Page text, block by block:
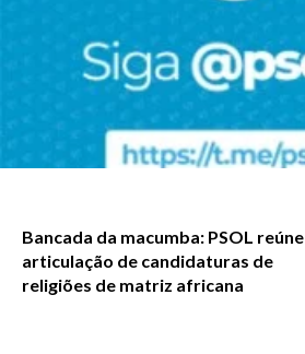
Bancada da macumba: PSOL reúne
articulação de candidaturas de
religiões de matriz africana